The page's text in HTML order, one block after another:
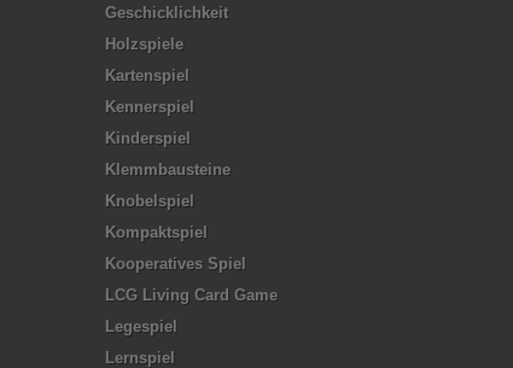
Geschicklichkeit
Holzspiele
Kartenspiel
Kennerspiel
Kinderspiel
Klemmbausteine
Knobelspiel
Kompaktspiel
Kooperatives Spiel
LCG Living Card Game
Legespiel
Lernspiel